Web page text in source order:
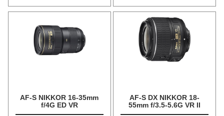
AF-S NIKKOR 16-35mm
f/4G ED VR
AF-S DX NIKKOR 18-
55mm f/3.5-5.6G VR II